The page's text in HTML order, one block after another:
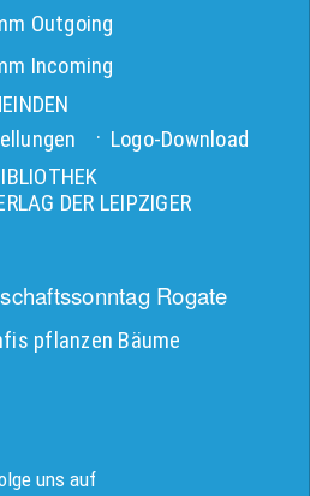
Outgoing
Incoming
Logo-Download
DER LEIPZIGER
Rogate
pflanzen Bäume
uns auf